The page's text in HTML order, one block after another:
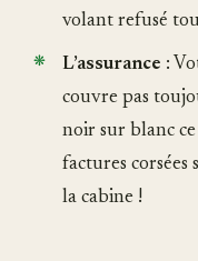
volant refusé
L’assurance :
couvre pas
noir sur blanc
factures
la cabine !